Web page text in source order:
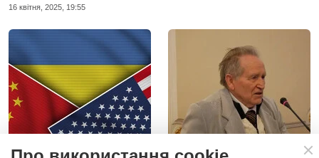
16 квiтня, 2025, 19:55